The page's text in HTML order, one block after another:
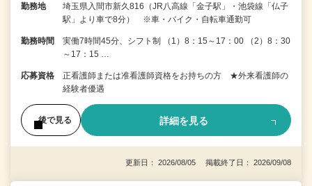
勤務地
埼玉県入間市新久816（JR八高線「金子駅」・池袋線「仏子
駅」より車で8分） ※車・バイク・自転車通勤可
勤務時間
実働7時間45分、シフト制 （1）8：15～17：00 （2）8：30
～17：15 …
応募資格
正看護師または准看護師資格をお持ちの方 ★外来看護師の
経験者優遇
後で見る 詳細を見る
更新日： 2026/08/05 掲載終了日： 2026/09/08